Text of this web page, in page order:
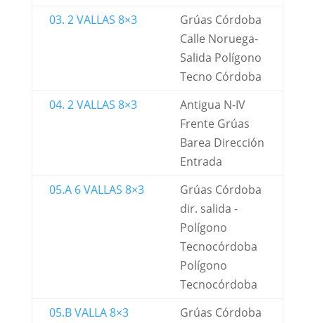
03. 2 VALLAS 8×3
Grúas Córdoba
Calle Noruega-
Salida Polígono
Tecno Córdoba
04. 2 VALLAS 8×3
Antigua N-IV
Frente Grúas
Barea Dirección
Entrada
05.A 6 VALLAS 8×3
Grúas Córdoba
dir. salida -
Polígono
Tecnocórdoba
Polígono
Tecnocórdoba
05.B VALLA 8×3
Grúas Córdoba